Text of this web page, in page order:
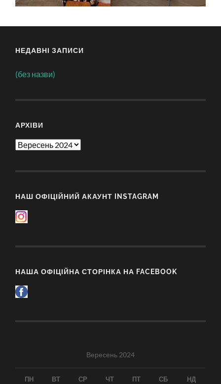
НЕДАВНІ ЗАПИСИ
(без назви)
АРХІВИ
Архіви
НАШ ОФІЦІЙНИЙ АКАУНТ INSTAGRAM
НАША ОФІЦІЙНА СТОРІНКА НА FACEBOOK
Вересень 2024
ПН ВТ СР ЧТ ПТ СБ НД